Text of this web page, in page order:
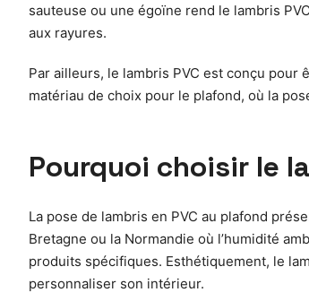
sauteuse ou une égoïne rend le lambris
aux rayures.
Par ailleurs, le lambris PVC est conçu
matériau de choix pour le plafond, où la
Pourquoi choisir le
La pose de lambris en PVC au plafond
Bretagne ou la Normandie où l’humidité
produits spécifiques. Esthétiquement, le
personnaliser son intérieur.